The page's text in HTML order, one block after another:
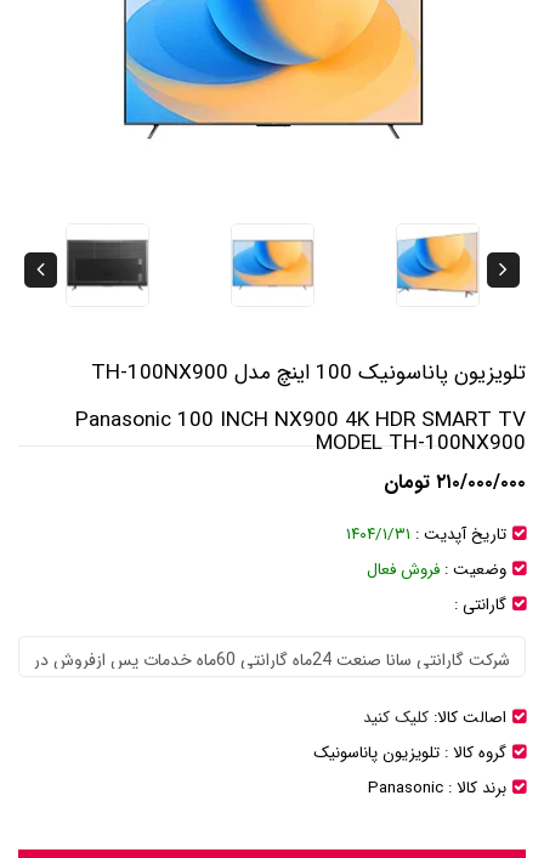
تلویزیون پاناسونیک 100 اینچ مدل TH-100NX900
Panasonic 100 INCH NX900 4K HDR SMART TV
MODEL TH-100NX900
۲۱۰/۰۰۰/۰۰۰ تومان
تاریخ آپدیت : ۱۴۰۴/۱/۳۱
وضعیت : فروش فعال
گارانتی :
اصالت کالا: کلیک کنید
گروه کالا : تلویزیون پاناسونیک
برند کالا : Panasonic